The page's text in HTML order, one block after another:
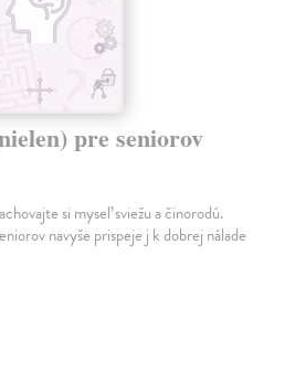
pre seniorov
si myseľ sviežu a činorodú.
navyše prispeje j k dobrej nálade